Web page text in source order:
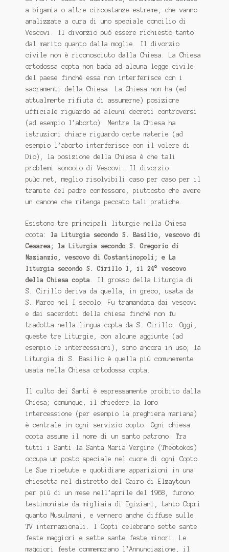
a bigamia o altre circostanze estreme, che vanno
analizzate a cura di uno speciale concilio di
Vescovi. Il divorzio può essere richiesto tanto
dal marito quanto dalla moglie. Il divorzio
civile non è riconosciuto dalla Chiesa. La Chiesa
ortodossa copta non bada ad alcuna legge civile
del paese finché essa non interferisce con i
sacramenti della Chiesa. La Chiesa non ha (ed
attualmente rifiuta di assumerne) posizione
ufficiale riguardo ad alcuni decreti controversi
(ad esempio l’aborto). Mentre la Chiesa ha
istruzioni chiare riguardo certe materie (ad
esempio l’aborto interferisce con il volere di
Dio), la posizione della Chiesa è che tali
problemi sonooio di Vescovi. Il divorzio
puùc.net, meglio risolvibili caso per caso per il
tramite del padre confessore, piuttosto che avere
un canone che ritenga peccato tali pratiche.
Esistono tre principali liturgie nella Chiesa
copta:
la Liturgia secondo S. Basilio, vescovo di
Cesarea; la Liturgia secondo S. Gregorio di
Nazianzio, vescovo di Costantinopoli; e La
liturgia secondo S. Cirillo I, il 24° vescovo
della Chiesa copta . Il grosso della Liturgia di
S. Cirillo deriva da quella, in greco, usata da
S. Marco nel I secolo. Fu tramandata dai vescovi
e dai sacerdoti della chiesa finché non fu
tradotta nella lingua copta da S. Cirillo. Oggi,
queste tre Liturgie, con alcune aggiunte (ad
esempio le intercessioni), sono ancora in uso; la
Liturgia di S. Basilio è quella più comunemente
usata nella Chiesa ortodossa copta.
Il culto dei Santi è espressamente proibito dalla
Chiesa; comunque, il chiedere la loro
intercessione (per esempio la preghiera mariana)
è centrale in ogni servizio copto. Ogni chiesa
copta assume il nome di un santo patrono. Tra
tutti i Santi la Santa Maria Vergine (Theotokos)
occupa un posto speciale nel cuore di ogni Copto.
Le Sue ripetute e quotidiane apparizioni in una
chiesetta nel distretto del Cairo di Elzaytoun
per più di un mese nell’aprile del 1968, furono
testimoniate da migliaia di Egiziani, tanto Copri
quanto Musulmani, e vennero anche diffuse sulle
TV internazionali. I Copti celebrano sette sante
feste maggiori e sette sante feste minori. Le
maggiori feste commemorano l’Annunciazione, il